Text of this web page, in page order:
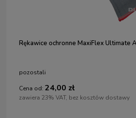
Rękawice ochronne MaxiFlex Ultimate
pozostali
Cena od: 24,00 zł
zawiera 23% VAT, bez kosztów dostawy